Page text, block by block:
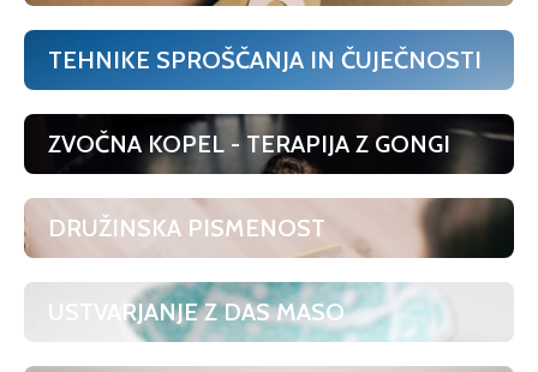
TEHNIKE SPROŠČANJA IN ČUJEČNOSTI
ZVOČNA KOPEL - TERAPIJA Z GONGI
DRUŽINSKA PISMENOST
USTVARJANJE Z DAS MASO